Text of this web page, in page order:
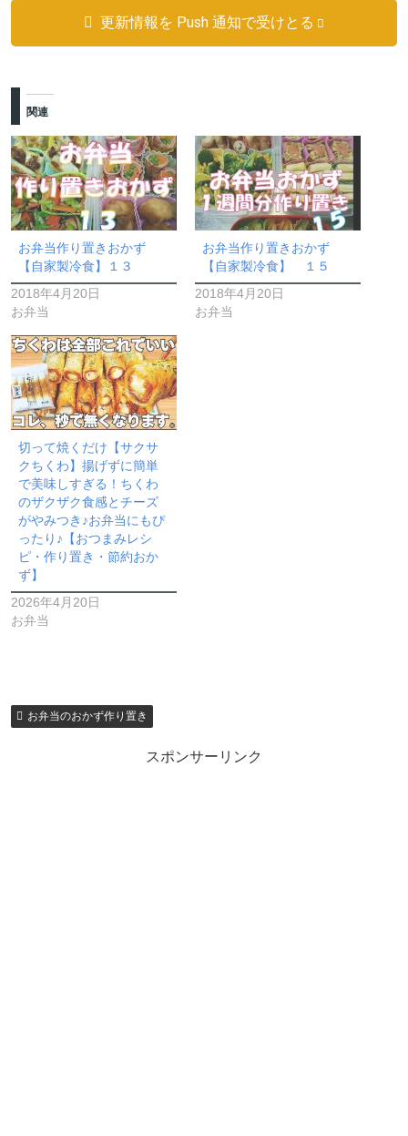
更新情報を Push 通知で受けとる
関連
お弁当作り置きおかず
【自家製冷食】１３
2018年4月20日
お弁当
お弁当作り置きおかず
【自家製冷食】 １５
2018年4月20日
お弁当
切って焼くだけ【サクサ
クちくわ】揚げずに簡単
で美味しすぎる！ちくわ
のザクザク食感とチーズ
がやみつき♪お弁当にもぴ
ったり♪【おつまみレシ
ピ・作り置き・節約おか
ず】
2026年4月20日
お弁当
お弁当のおかず作り置き
スポンサーリンク